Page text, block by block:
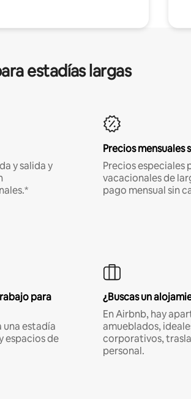
estadías largas
y salida y
Precios mensuales
Precios especiales
vacacionales de
pago mensual sin
para
una estadía
espacios de
¿Buscas un
En Airbnb, hay
amueblados,
corporativos,
personal.